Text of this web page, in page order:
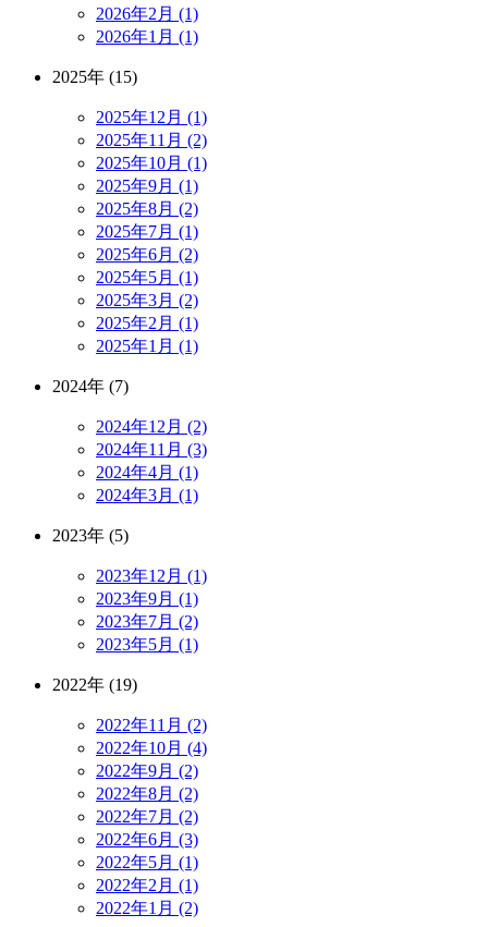
2026年2月 (1)
2026年1月 (1)
2025年 (15)
2025年12月 (1)
2025年11月 (2)
2025年10月 (1)
2025年9月 (1)
2025年8月 (2)
2025年7月 (1)
2025年6月 (2)
2025年5月 (1)
2025年3月 (2)
2025年2月 (1)
2025年1月 (1)
2024年 (7)
2024年12月 (2)
2024年11月 (3)
2024年4月 (1)
2024年3月 (1)
2023年 (5)
2023年12月 (1)
2023年9月 (1)
2023年7月 (2)
2023年5月 (1)
2022年 (19)
2022年11月 (2)
2022年10月 (4)
2022年9月 (2)
2022年8月 (2)
2022年7月 (2)
2022年6月 (3)
2022年5月 (1)
2022年2月 (1)
2022年1月 (2)